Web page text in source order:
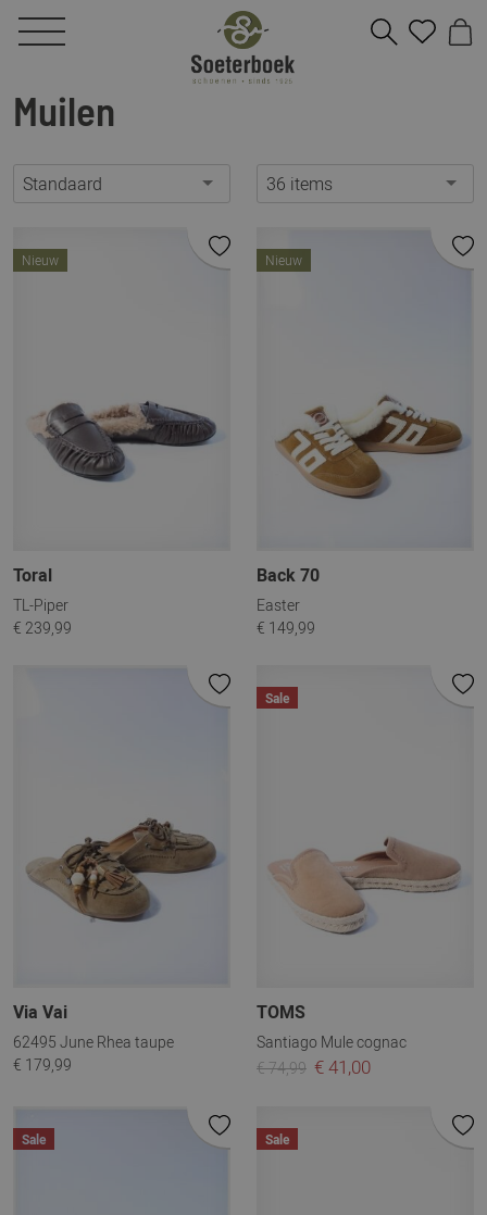
Muilen
Standaard 36 items
Nieuw
Toral
TL-Piper
€ 239,99
Nieuw
Back 70
Easter
€ 149,99
Via Vai
62495 June Rhea taupe
€ 179,99
Sale
TOMS
Santiago Mule cognac
€ 74,99 € 41,00
Sale Sale